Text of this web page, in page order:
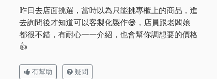
昨日去店面挑選，當時以為只能挑專櫃上的商品，進
去詢問後才知道可以客製化製作😅，店員跟老闆娘
都很不錯，有耐心一一介紹，也會幫你調想要的價格
👍
有幫助 疑問